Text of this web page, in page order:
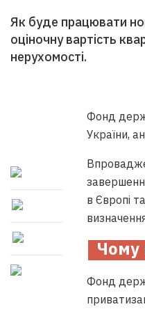
Як буде працювати
оціночну вартість
нерухомості.
Фонд
України,
в Європі
Чому
Фонд